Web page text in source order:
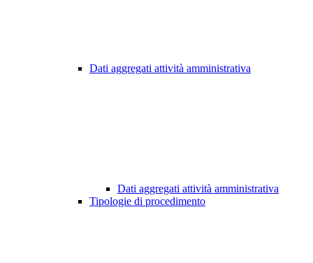
Dati aggregati attività amministrativa
Dati aggregati attività amministrativa
Tipologie di procedimento